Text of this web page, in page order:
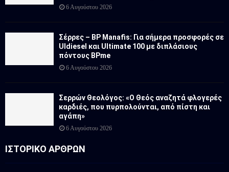
6 Αυγούστου 2026
Σέρρες – BP Manafis: Για σήμερα προσφορές σε
Uldiesel και Ultimate 100 με διπλάσιους
πόντους BPme
6 Αυγούστου 2026
Σερρών Θεολόγος: «Ο Θεός αναζητά φλογερές
καρδιές, που πυρπολούνται, από πίστη και
αγάπη»
6 Αυγούστου 2026
ΙΣΤΟΡΙΚΟ ΑΡΘΡΩΝ